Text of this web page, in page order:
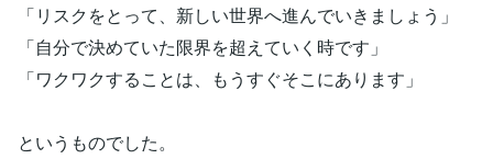
「リスクをとって、新しい世界へ進んでいきましょう」
「自分で決めていた限界を超えていく時です」
「ワクワクすることは、もうすぐそこにあります」
というものでした。